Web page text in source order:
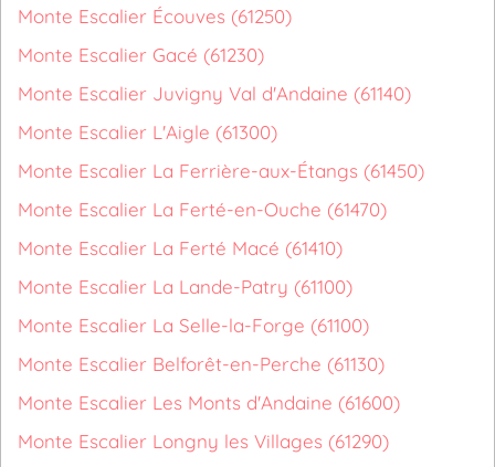
Monte Escalier Écouves (61250)
Monte Escalier Gacé (61230)
Monte Escalier Juvigny Val d'Andaine (61140)
Monte Escalier L'Aigle (61300)
Monte Escalier La Ferrière-aux-Étangs (61450)
Monte Escalier La Ferté-en-Ouche (61470)
Monte Escalier La Ferté Macé (61410)
Monte Escalier La Lande-Patry (61100)
Monte Escalier La Selle-la-Forge (61100)
Monte Escalier Belforêt-en-Perche (61130)
Monte Escalier Les Monts d'Andaine (61600)
Monte Escalier Longny les Villages (61290)